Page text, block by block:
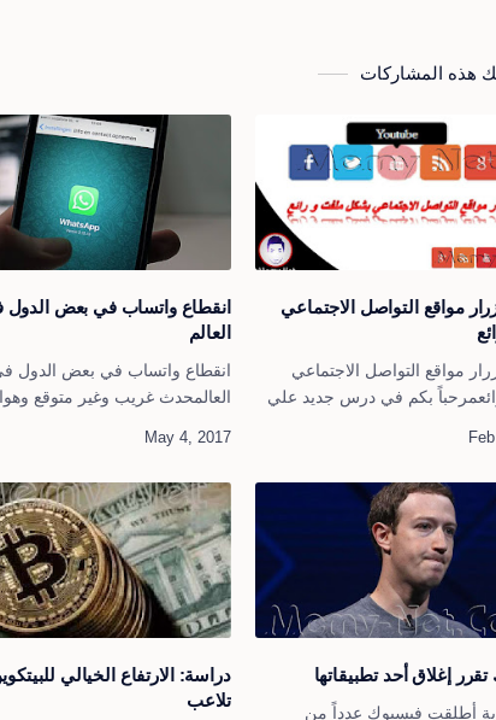
هذه المشاركات
مواقع التواصل الاجتماعي
مواقع التواصل الاجتماعي
بكم في درس جديد علي
انقطاع واتساب في بعض الدول
العالم
انقطاع واتساب في بعض الدول
العالمحدث غريب وغير متوقع
مجهول حتي الأن ويعاني الكثير
علي…
إغلاق أحد تطبيقاتها
أطلقت فيسبوك عدداً من
دراسة: الارتفاع الخيالي
تلاعب